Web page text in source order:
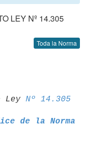
LEY Nº 14.305
Toda la Norma
Ley Nº 14.305
de la Norma